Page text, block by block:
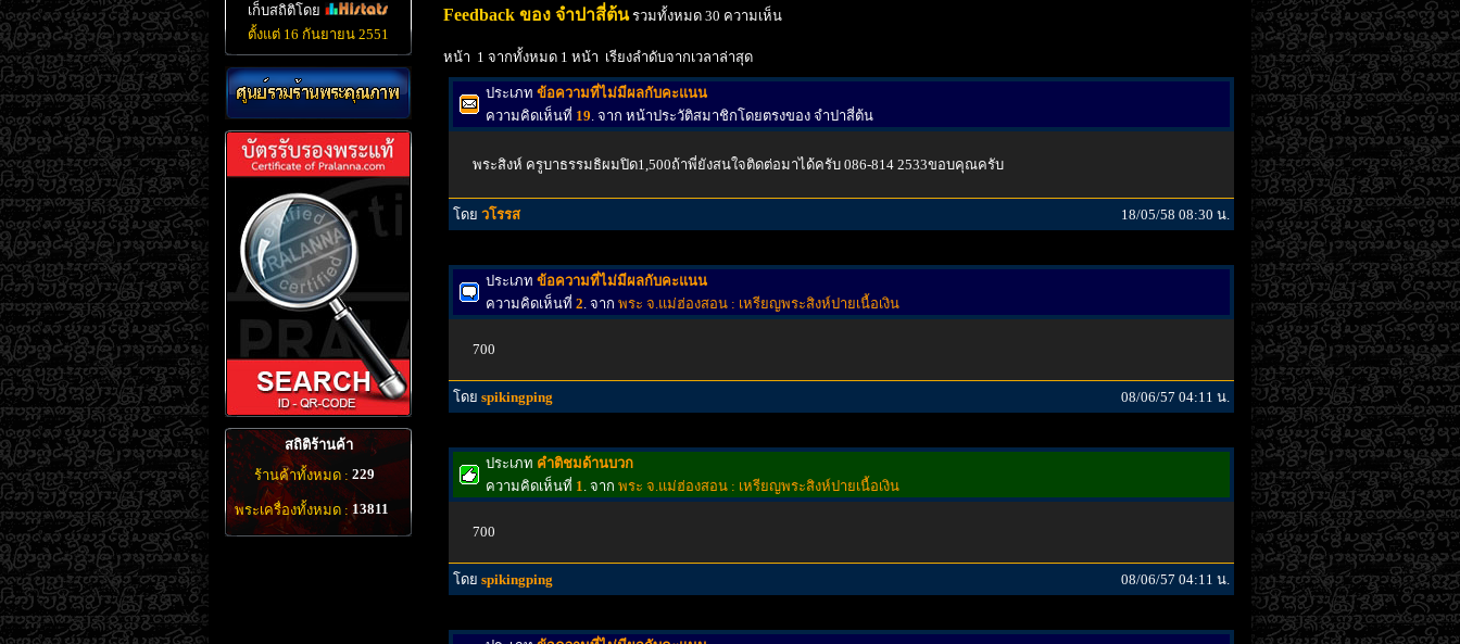
เก็บสถิติโดย
ตั้งแต่ 16 กันยายน 2551
สถิติร้านค้า
ร้านค้าทั้งหมด : 229
พระเครื่องทั้งหมด : 13811
Feedback ของ จำปาสี่ต้นรวมทั้งหมด 30 ความเห็น
หน้า 1 จากทั้งหมด 1 หน้า เรียงลำดับจากเวลาล่าสุด
ประเภท ข้อความที่ไม่มีผลกับคะแนน
ความคิดเห็นที่ 19. จาก หน้าประวัติสมาชิกโดยตรงของ จำปาสี่ต้น
พระสิงห์ ครูบาธรรมธิผมปิด1,500ถ้าพี่ยังสนใจติดต่อมาได้ครับ 086-814 2533ขอบคุณครับ
โดย วโรรส 18/05/58 08:30 น.
ประเภท ข้อความที่ไม่มีผลกับคะแนน
ความคิดเห็นที่ 2. จาก พระ จ.แม่ฮ่องสอน : เหรียญพระสิงห์ปายเนื้อเงิน
700
โดย spikingping 08/06/57 04:11 น.
ประเภท คำติชมด้านบวก
ความคิดเห็นที่ 1. จาก พระ จ.แม่ฮ่องสอน : เหรียญพระสิงห์ปายเนื้อเงิน
700
โดย spikingping 08/06/57 04:11 น.